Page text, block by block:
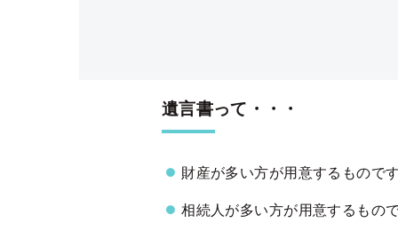
遺言書って・・・
財産が多い方が用意するもので
相続人が多い方が用意するもの